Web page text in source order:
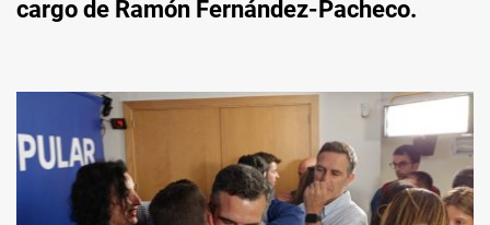
cargo de Ramón Fernández-Pacheco.